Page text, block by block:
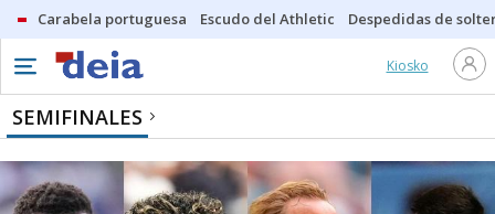
Carabela portuguesa Escudo del Athletic Despedidas de
Kiosko
SEMIFINALES